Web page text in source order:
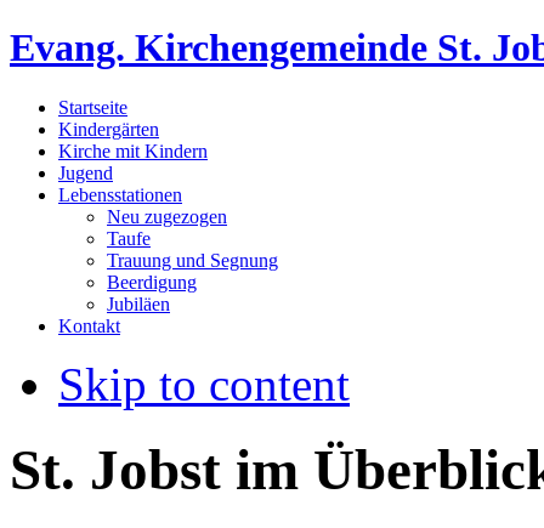
Evang. Kirchengemeinde St.
Startseite
Kindergärten
Kirche mit Kindern
Jugend
Lebensstationen
Neu zugezogen
Taufe
Trauung und Segnung
Beerdigung
Jubiläen
Kontakt
Skip to content
St. Jobst im